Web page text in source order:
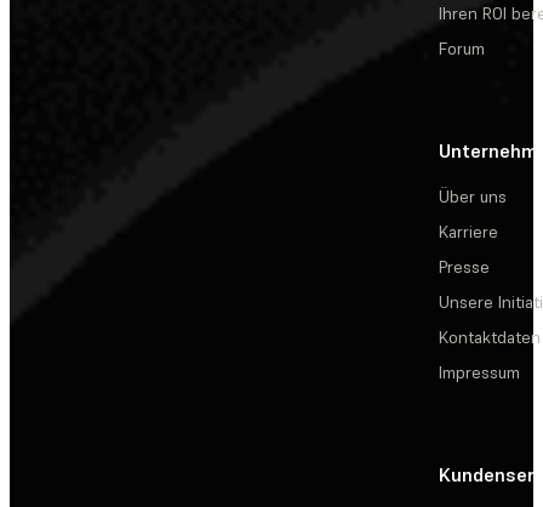
Ihren ROI
Forum
Über uns
Karriere
Presse
Unsere
Kontaktdaten
Impressum